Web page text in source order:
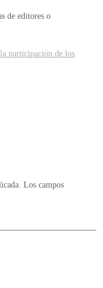
de editores o
participación de los
Los campos